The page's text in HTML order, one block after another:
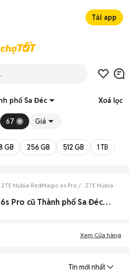
Tải app
phố Sa Đéc Xoá lọc
67 Giá
GB 256 GB 512 GB 1 TB
ZTE Nubia RedMagic 6s Pro ZTE Nubia
0 Zte Nubia Redmagic 6s Pro cũ Thành phố Sa Đéc, Đồng Tháp đẹp
Xem Cửa hàng
Tin mới nhất